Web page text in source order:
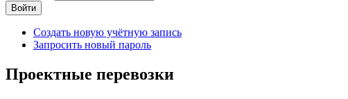
Создать новую учётную запись
Запросить новый пароль
Проектные перевозки